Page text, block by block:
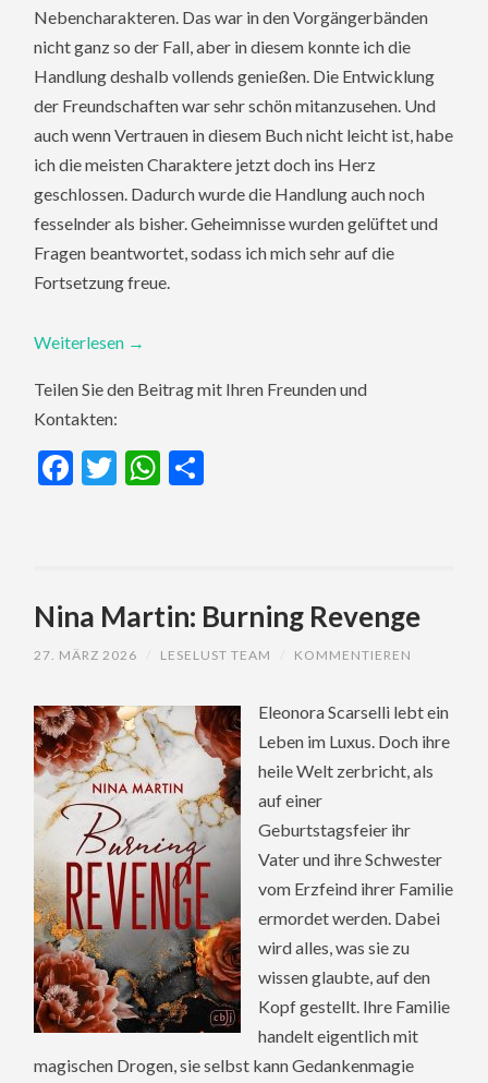
Nebencharakteren. Das war in den Vorgängerbänden
nicht ganz so der Fall, aber in diesem konnte ich die
Handlung deshalb vollends genießen. Die Entwicklung
der Freundschaften war sehr schön mitanzusehen. Und
auch wenn Vertrauen in diesem Buch nicht leicht ist, habe
ich die meisten Charaktere jetzt doch ins Herz
geschlossen. Dadurch wurde die Handlung auch noch
fesselnder als bisher. Geheimnisse wurden gelüftet und
Fragen beantwortet, sodass ich mich sehr auf die
Fortsetzung freue.
Weiterlesen →
Teilen Sie den Beitrag mit Ihren Freunden und
Kontakten:
Facebook
TwitterWhatsApp
Nina Martin: Burning Revenge
27. MÄRZ 2026 LESELUST TEAM KOMMENTIEREN
Eleonora Scarselli lebt ein
Leben im Luxus. Doch ihre
heile Welt zerbricht, als
auf einer
Geburtstagsfeier ihr
Vater und ihre Schwester
vom Erzfeind ihrer Familie
ermordet werden. Dabei
wird alles, was sie zu
wissen glaubte, auf den
Kopf gestellt. Ihre Familie
handelt eigentlich mit
magischen Drogen, sie selbst kann Gedankenmagie